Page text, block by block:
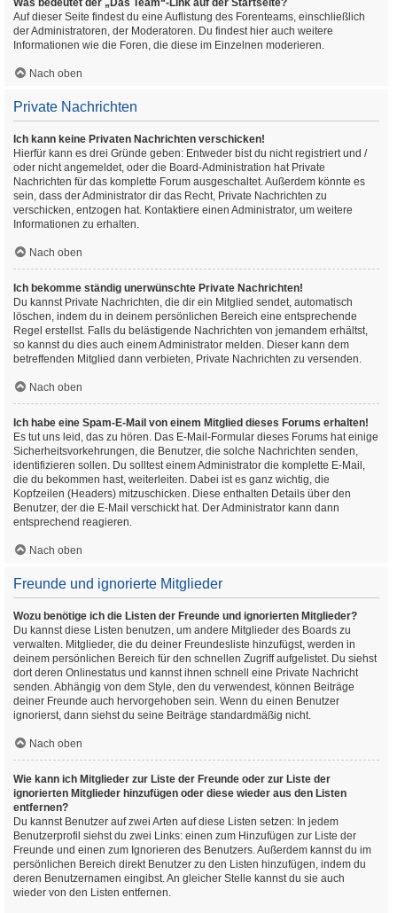
Was bedeutet der „Das Team“-Link auf der Startseite?
Auf dieser Seite findest du eine Auflistung des Forenteams, einschließlich
der Administratoren, der Moderatoren. Du findest hier auch weitere
Informationen wie die Foren, die diese im Einzelnen moderieren.
Nach oben
Private Nachrichten
Ich kann keine Privaten Nachrichten verschicken!
Hierfür kann es drei Gründe geben: Entweder bist du nicht registriert und /
oder nicht angemeldet, oder die Board-Administration hat Private
Nachrichten für das komplette Forum ausgeschaltet. Außerdem könnte es
sein, dass der Administrator dir das Recht, Private Nachrichten zu
verschicken, entzogen hat. Kontaktiere einen Administrator, um weitere
Informationen zu erhalten.
Nach oben
Ich bekomme ständig unerwünschte Private Nachrichten!
Du kannst Private Nachrichten, die dir ein Mitglied sendet, automatisch
löschen, indem du in deinem persönlichen Bereich eine entsprechende
Regel erstellst. Falls du belästigende Nachrichten von jemandem erhältst,
so kannst du dies auch einem Administrator melden. Dieser kann dem
betreffenden Mitglied dann verbieten, Private Nachrichten zu versenden.
Nach oben
Ich habe eine Spam-E-Mail von einem Mitglied dieses Forums erhalten!
Es tut uns leid, das zu hören. Das E-Mail-Formular dieses Forums hat einige
Sicherheitsvorkehrungen, die Benutzer, die solche Nachrichten senden,
identifizieren sollen. Du solltest einem Administrator die komplette E-Mail,
die du bekommen hast, weiterleiten. Dabei ist es ganz wichtig, die
Kopfzeilen (Headers) mitzuschicken. Diese enthalten Details über den
Benutzer, der die E-Mail verschickt hat. Der Administrator kann dann
entsprechend reagieren.
Nach oben
Freunde und ignorierte Mitglieder
Wozu benötige ich die Listen der Freunde und ignorierten Mitglieder?
Du kannst diese Listen benutzen, um andere Mitglieder des Boards zu
verwalten. Mitglieder, die du deiner Freundesliste hinzufügst, werden in
deinem persönlichen Bereich für den schnellen Zugriff aufgelistet. Du siehst
dort deren Onlinestatus und kannst ihnen schnell eine Private Nachricht
senden. Abhängig von dem Style, den du verwendest, können Beiträge
deiner Freunde auch hervorgehoben sein. Wenn du einen Benutzer
ignorierst, dann siehst du seine Beiträge standardmäßig nicht.
Nach oben
Wie kann ich Mitglieder zur Liste der Freunde oder zur Liste der
ignorierten Mitglieder hinzufügen oder diese wieder aus den Listen
entfernen?
Du kannst Benutzer auf zwei Arten auf diese Listen setzen: In jedem
Benutzerprofil siehst du zwei Links: einen zum Hinzufügen zur Liste der
Freunde und einen zum Ignorieren des Benutzers. Außerdem kannst du im
persönlichen Bereich direkt Benutzer zu den Listen hinzufügen, indem du
deren Benutzernamen eingibst. An gleicher Stelle kannst du sie auch
wieder von den Listen entfernen.